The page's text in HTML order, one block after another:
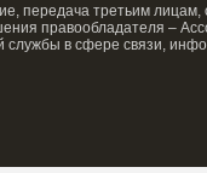
передача третьим
правообладателя –
в сфере связи,